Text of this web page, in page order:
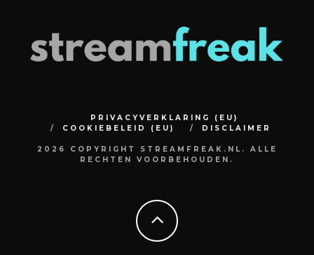
PRIVACYVERKLARING (EU)
COOKIEBELEID (EU)
DISCLAIMER
2026 COPYRIGHT STREAMFREAK.NL. ALLE
RECHTEN VOORBEHOUDEN.